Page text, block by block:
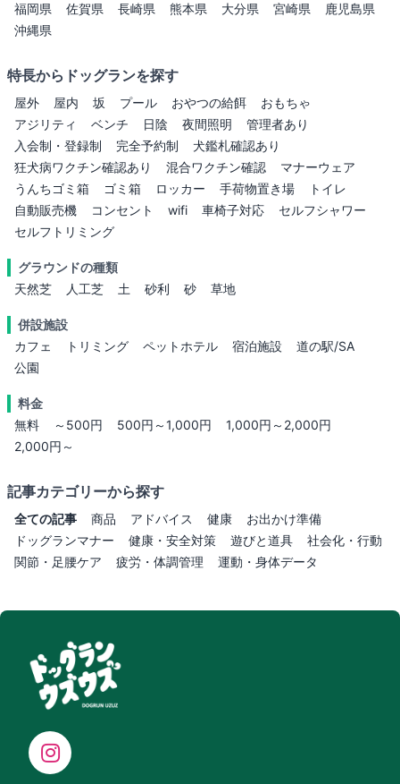
福岡県
佐賀県 長崎県 熊本県 大分県 宮崎県
鹿児島県
沖縄県
特長からドッグランを探す
屋外 屋内 坂 プール おやつの給餌
おもちゃ
アジリティ
ベンチ 日陰 夜間照明
管理者あり
入会制・登録制
完全予約制
犬鑑札確認あり
狂犬病ワクチン確認あり
混合ワクチン確認
マナーウェア
うんちゴミ箱
ゴミ箱 ロッカー 手荷物置き場
トイレ
自動販売機
コンセント wifi 車椅子対応
セルフシャワー
セルフトリミング
グラウンドの種類
天然芝
人工芝 土 砂利 砂 草地
併設施設
カフェ
トリミング ペットホテル 宿泊施設
道の駅/SA
公園
料金
無料
～500円 500円～1,000円
1,000円～2,000円
2,000円～
記事カテゴリーから探す
全ての記事 商品 アドバイス 健康
お出かけ準備
ドッグランマナー
健康・安全対策 遊びと道具
社会化・行動
関節・足腰ケア
疲労・体調管理 運動・身体データ